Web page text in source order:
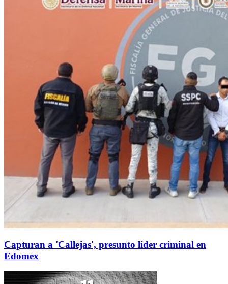
Capturan a 'Callejas', presunto líder criminal en
Edomex